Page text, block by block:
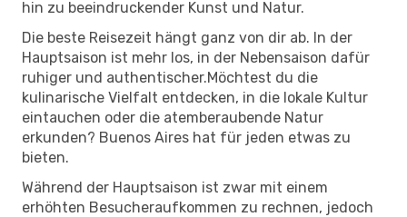
hin zu beeindruckender Kunst und Natur.
Die beste Reisezeit hängt ganz von dir ab. In der
Hauptsaison ist mehr los, in der Nebensaison dafür
ruhiger und authentischer.Möchtest du die
kulinarische Vielfalt entdecken, in die lokale Kultur
eintauchen oder die atemberaubende Natur
erkunden? Buenos Aires hat für jeden etwas zu
bieten.
Während der Hauptsaison ist zwar mit einem
erhöhten Besucheraufkommen zu rechnen, jedoch